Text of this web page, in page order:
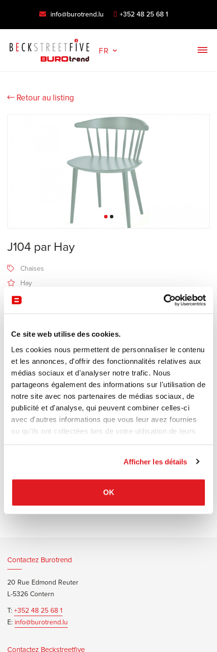
Ce site web utilise des cookies.
Les cookies nous permettent de personnaliser le contenu
et les annonces, d'offrir des fonctionnalités relatives aux
médias sociaux et d'analyser notre trafic. Nous
partageons également des informations sur l'utilisation de
notre site avec nos partenaires de médias sociaux, de
publicité et d'analyse, qui peuvent combiner celles-ci
avec d'autres informations que vous leur avez fournies
ou qu'ils ont collectées lors de votre utilisation de leurs
services.
Afficher les détails
OK
info@burotrend.lu +352 48 25 68 1
FR
Retour au listing
J104 par Hay
Chaises
Hay
6-8 semaines
Description
La chaiseJ104par Hay a été conçue au début des années 1940.
Disponible en hêtre naturel et en hêtre teinté, la chaise J104 fait
partie de la collection des pièces rééditées par Hay et dessinées
pour FDB, la coopérative de consommateurs danois créée dans les
quantité de mobilier design à prix abordable pour le grand public
Contactez Burotrend
20 Rue Edmond Reuter
L-5326 Contern
T:+352 48 25 68 1
E: info@burotrend.lu
Contactez Beckstreetfive